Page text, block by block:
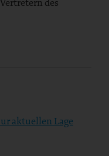
aktuellen Lage